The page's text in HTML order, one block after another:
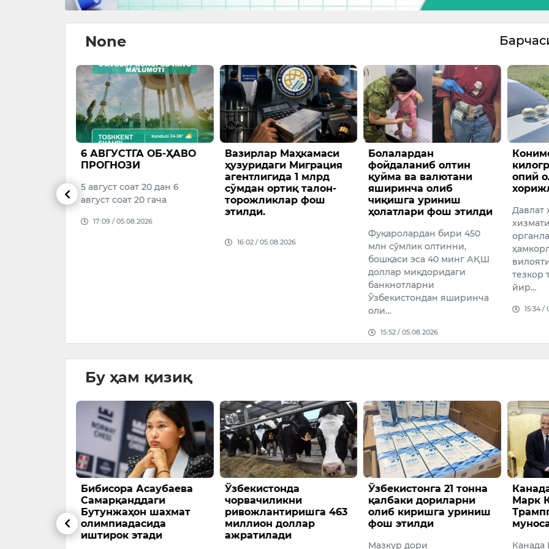
None
6 АВГУСТГА ОБ-ҲАВО
ПРОГНОЗИ
5 август соат 20 дан 6
август соат 20 гача
17:09 / 05.08.2026
Вазирлар Маҳкамаси
ҳузуридаги Миграция
агентлигида 1 млрд
сўмдан ортиқ талон-
торожликлар фош
этилди.
16:02 / 05.08.2026
Болалардан
фойдаланиб олтин
қуйма ва валютани
яширинча олиб
чиқишга уриниш
ҳолатлари фош этилди
Фуқаролардан бири 450
млн сўмлик олтинни,
бошқаси эса 40 минг АҚШ
доллар миқдоридаги
банкнотларни
Ўзбекистондан яширинча
оли…
15:52 / 05.08.2026
опий
Давлат
тезкор
йир…
15:34 /
Бу ҳам қизиқ
Фарғона
Бибисора Асаубаева
Самарқанддаги
Бутунжаҳон шахмат
олимпиадасида
иштирок этади
Ўзбекистонда
чорвачиликни
ривожлантиришга 463
миллион доллар
ажратилади
Ўзбекистонга 21 тонна
қалбаки дориларни
олиб киришга уриниш
фош этилди
Мазкур дори
Марк
Канада